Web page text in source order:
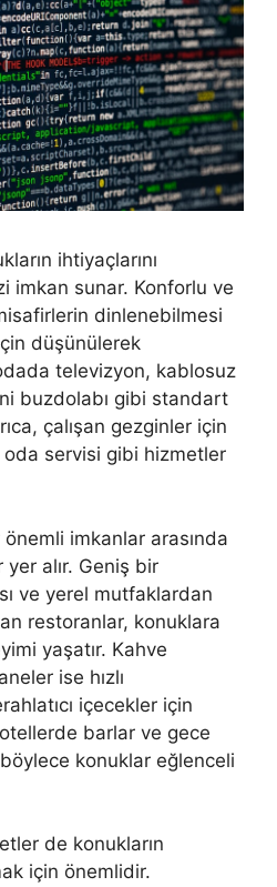
ihtiyaçlarını
imkan sunar. Konforlu ve
dinlenebilmesi
düşünülerek
televizyon, kablosuz
buzdolabı gibi standart
çalışan gezginler için
oda servisi gibi hizmetler
imkanlar arasında
alır. Geniş bir
ve yerel mutfaklardan
restoranlar, konuklara
yaşatır. Kahve
ise hızlı
içecekler için
barlar ve gece
konuklar eğlenceli
de konukların
için önemlidir.